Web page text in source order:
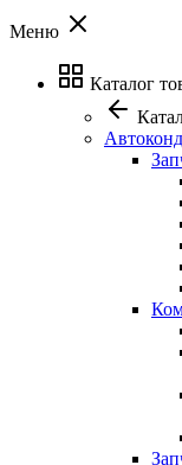
Меню
Каталог